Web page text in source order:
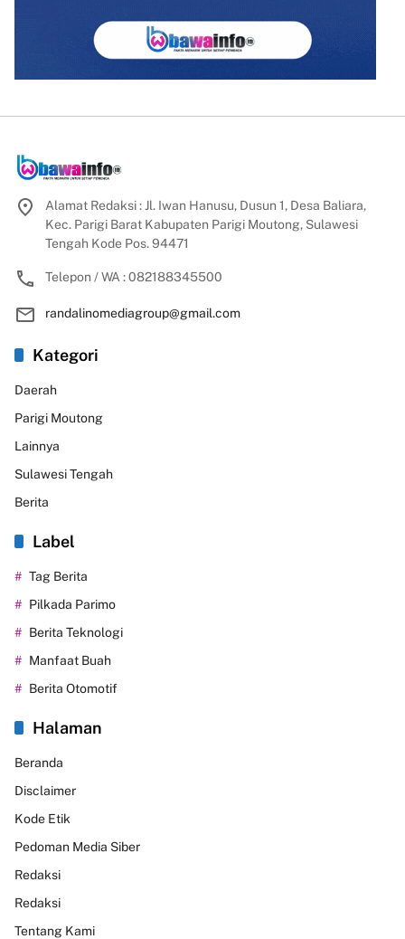
Alamat Redaksi : Jl. Iwan Hanusu, Dusun 1, Desa Baliara,
Kec. Parigi Barat Kabupaten Parigi Moutong, Sulawesi
Tengah Kode Pos. 94471
Telepon / WA : 082188345500
randalinomediagroup@gmail.com
Kategori
Daerah
Parigi Moutong
Lainnya
Sulawesi Tengah
Berita
Label
Tag Berita
Pilkada Parimo
Berita Teknologi
Manfaat Buah
Berita Otomotif
Halaman
Beranda
Disclaimer
Kode Etik
Pedoman Media Siber
Redaksi
Redaksi
Tentang Kami